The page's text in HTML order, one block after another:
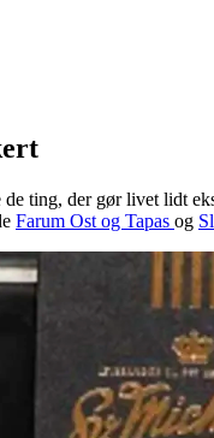
de ting, der gør livet
Farum Ost og Tapas og